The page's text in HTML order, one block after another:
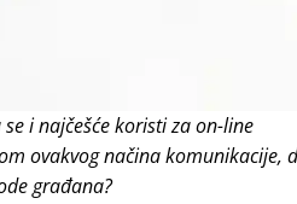
i najčešće koristi za on-line
ovakvog načina komunikacije,
građana?